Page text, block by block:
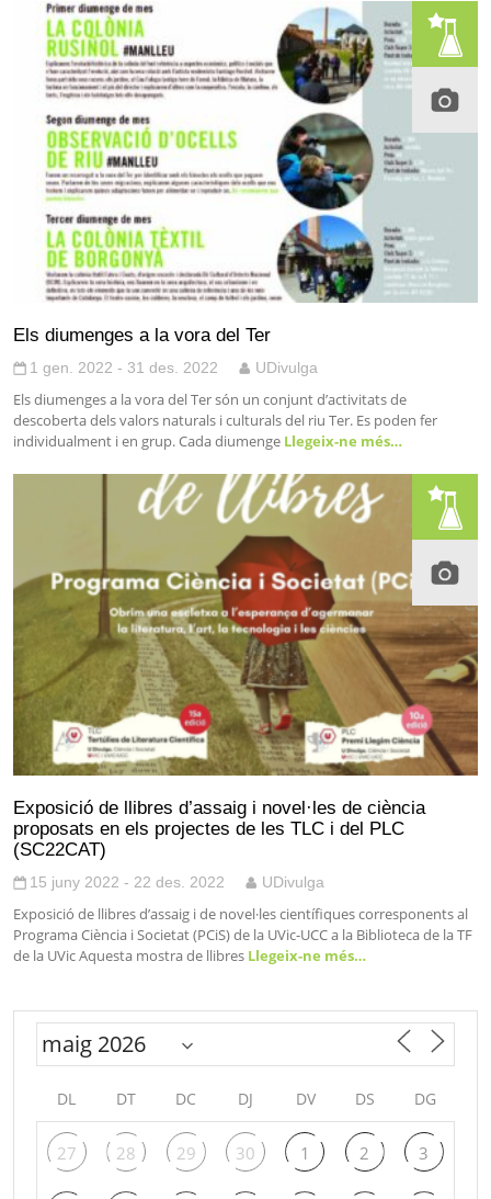
Els diumenges a la vora del Ter
1 gen. 2022 - 31 des. 2022 UDivulga
Els diumenges a la vora del Ter són un conjunt d’activitats de
descoberta dels valors naturals i culturals del riu Ter. Es poden fer
individualment i en grup. Cada diumenge Llegeix-ne més…
Exposició de llibres d’assaig i novel·les de ciència
proposats en els projectes de les TLC i del PLC
(SC22CAT)
15 juny 2022 - 22 des. 2022 UDivulga
Exposició de llibres d’assaig i de novel·les científiques corresponents al
Programa Ciència i Societat (PCiS) de la UVic-UCC a la Biblioteca de la TF
de la UVic Aquesta mostra de llibres Llegeix-ne més…
DL DT DC DJ DV DS DG
27 28 29 30 1 2 3